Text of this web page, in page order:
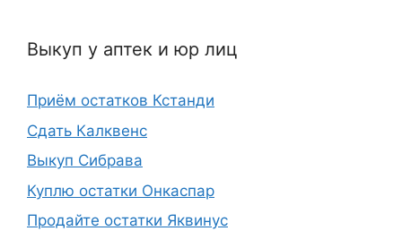
Выкуп у аптек и юр лиц
Приём остатков Кстанди
Сдать Калквенс
Выкуп Сибрава
Куплю остатки Онкаспар
Продайте остатки Яквинус